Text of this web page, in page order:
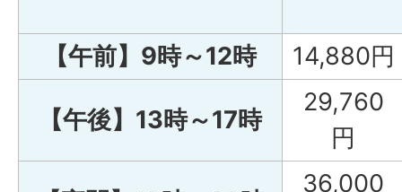
【午前】9時～12時 14,880円
【午後】13時～17時
29,760
円
36,000